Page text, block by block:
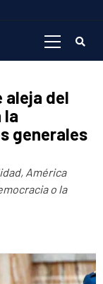
aleja del
la
generales
América
o la